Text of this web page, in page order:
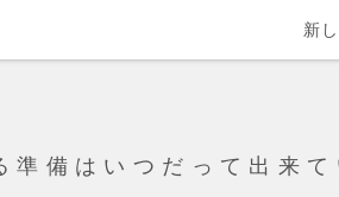
準備はいつだって出来
新